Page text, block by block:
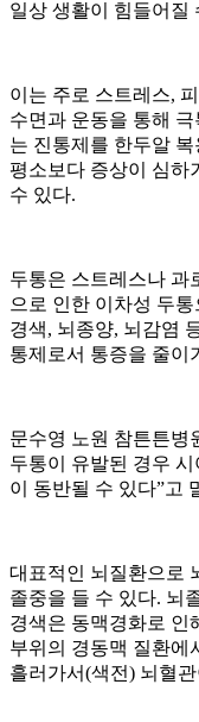
일상 생활이 힘들어질
이는 주로 스트레스,
수면과 운동을 통해
는 진통제를 한두알
평소보다 증상이 심하
수 있다.
두통은 스트레스나 과
으로 인한 이차성 두
경색, 뇌종양, 뇌감염
통제로서 통증을 줄이
문수영 노원 참튼튼병
두통이 유발된 경우
이 동반될 수 있다”고
대표적인 뇌질환으로
졸중을 들 수 있다. 뇌
경색은 동맥경화로 인
부위의 경동맥 질환에
흘러가서(색전) 뇌혈